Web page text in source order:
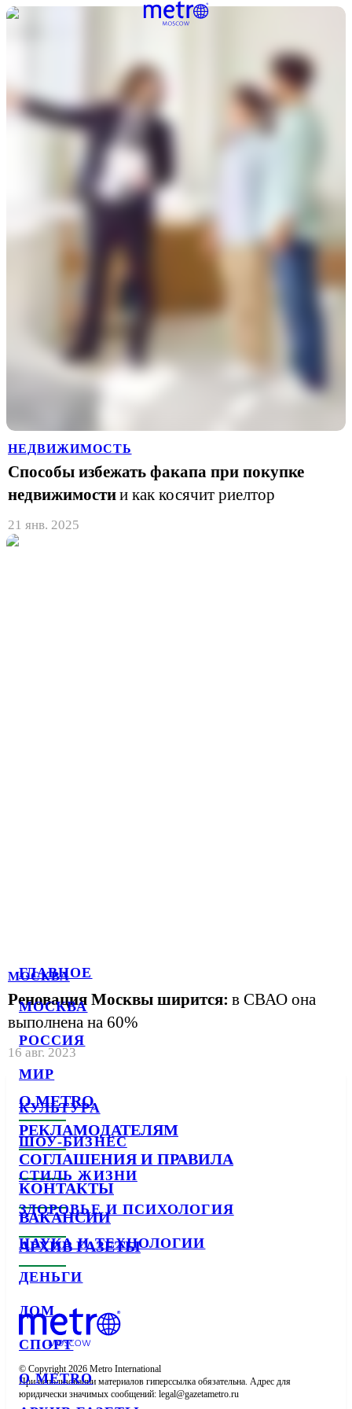
ГЛАВНОЕ
МОСКВА
РОССИЯ
МИР
КУЛЬТУРА
ШОУ-БИЗНЕС
СТИЛЬ ЖИЗНИ
ЗДОРОВЬЕ И ПСИХОЛОГИЯ
НАУКА И ТЕХНОЛОГИИ
ДЕНЬГИ
ДОМ
СПОРТ
О METRO
НЕДВИЖИМОСТЬ
Способы избежать факапа при покупке
недвижимостии как косячит риелтор
21 янв. 2025
МОСКВА
Реновация Москвы ширится: в СВАО она
выполнена на 60%
16 авг. 2023
О METRO
РЕКЛАМОДАТЕЛЯМ
СОГЛАШЕНИЯ И ПРАВИЛА
КОНТАКТЫ
ВАКАНСИИ
АРХИВ ГАЗЕТЫ
© Copyright 2026 Metro International
При использовании материалов гиперссылка обязательна. Адрес для
юридически значимых сообщений: